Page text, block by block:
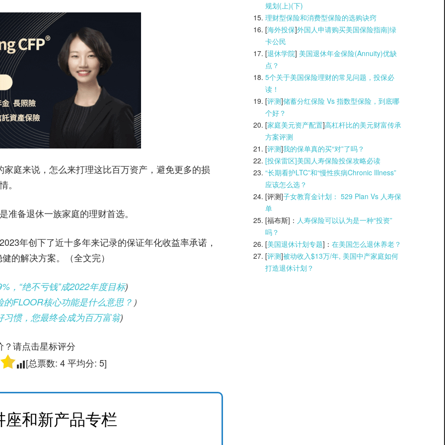
庭来说，怎么来打理这比百万资产，避免更多的损
。
备退休一族家庭的理财首选。
年创下了近十多年来记录的保证年化收益率承诺，
的解决方案。（全文完）
，“绝不亏钱”成2022年度目标)
的FLOOR核心功能是什么意思？ ）
惯，您最终会成为百万富翁)
？请点击星标评分
[总票数:4平均分:5]
和新产品专栏
规划(上)(下)
理财型保险和消费型保险的选购诀窍
[海外投保]外国人申请购买美国保险指南|绿
卡公民
[退休学院] 美国退休年金保险(Annuity)优缺
点？
5个关于美国保险理财的常见问题，投保必
读！
[评测]储蓄分红保险 Vs 指数型保险，到底哪
个好？
[家庭美元资产配置]高杠杆比的美元财富传承
方案评测
[评测]我的保单真的买“对”了吗？
[投保雷区]美国人寿保险投保攻略必读
“长期看护LTC”和“慢性疾病Chronic Illness”
应该怎么选？
[评测]子女教育金计划： 529 Plan Vs 人寿保
单
[福布斯]： 人寿保险可以认为是一种“投资”
吗？
[美国退休计划专题]： 在美国怎么退休养老？
[评测]被动收入$13万/年, 美国中产家庭如何
打造退休计划？